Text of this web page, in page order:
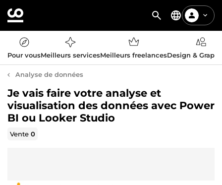
Pour vousMeilleurs servicesMeilleurs freelancesDesign &
Analyse de données
Je vais faire votre analyse et
visualisation des données avec Power
BI ou Looker Studio
Vente0